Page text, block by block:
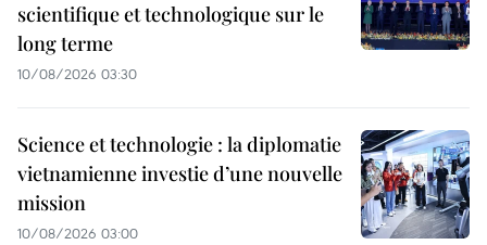
scientifique et technologique sur le
long terme
10/08/2026 03:30
Science et technologie : la diplomatie
vietnamienne investie d’une nouvelle
mission
10/08/2026 03:00